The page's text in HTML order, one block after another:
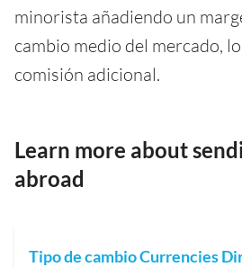
minorista añadiendo un
cambio medio del mercado,
comisión adicional.
Learn more about
abroad
Tipo de cambio Currencies